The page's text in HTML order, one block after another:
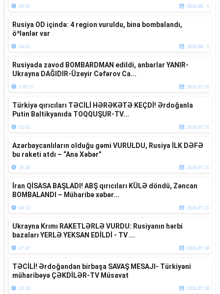
29:43 2026.08. 1
Rusiya OD içində: 4 region vuruldu, bina bombalandı,
ö*lənlər var
54:53 2026.08. 1
Rusiyada zavod BOMBARDMAN edildi, anbarlar YANIR-
Ukrayna DAĞIDIR-Üzeyir Cəfərov Ca...
1:03:57 2026.07.31
Türkiyə qırıcıları TƏCİLİ HƏRƏKƏTƏ KEÇDİ! Ərdoğanla
Putin Baltikyanıda TOQQUŞUR-TV...
52:55 2026.07.31
Azərbaycanlıların olduğu gəmi VURULDU, Rusiya İLK DƏFƏ
bu raketi atdı – “Ana Xəbər”
29:20 2026.07.31
İran QİSASA BAŞLADI! ABŞ qırıcıları KÜLƏ döndü, Zəncan
BOMBALANDI – Müharibə xəbər...
44:12 2026.07.31
Ukrayna Krımı RAKETLƏRLƏ VURDU: Rusiyanın hərbi
bazaları YERLƏ YEKSAN EDİLDİ - TV ...
47:47 2026.07.30
TƏCİLİ! Ərdoğandan birbaşa SAVAŞ MESAJI- Türkiyəni
müharibəyə ÇƏKDİLƏR-TV Müsavat
53:18 2026.07.30